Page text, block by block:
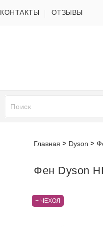
КОНТАКТЫ ОТЗЫВЫ
Главная Dyson
Фен Dyson
+ ЧЕХОЛ